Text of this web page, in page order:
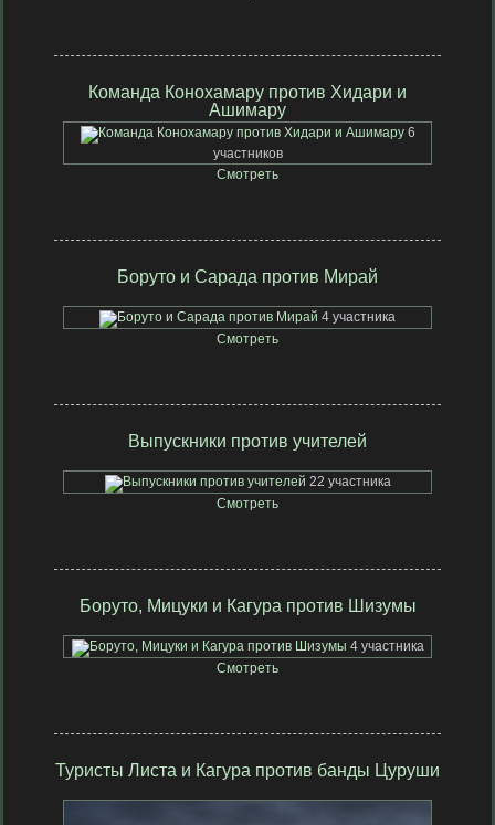
Команда Конохамару против Хидари и
Ашимару
6
участников
Смотреть
Боруто и Сарада против Мирай
4 участника
Смотреть
Выпускники против учителей
22 участника
Смотреть
Боруто, Мицуки и Кагура против Шизумы
4 участника
Смотреть
Туристы Листа и Кагура против банды Цуруши